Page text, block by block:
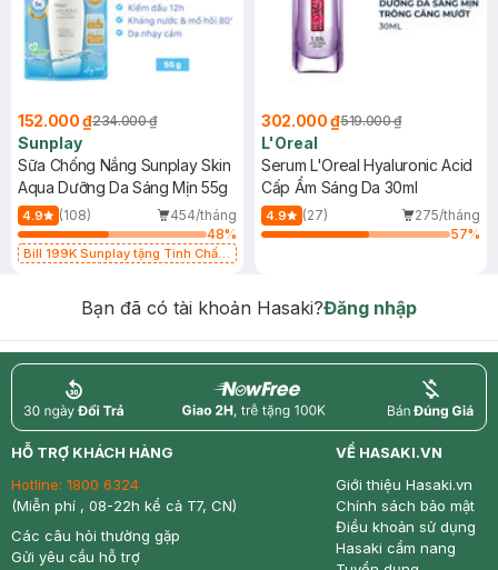
152.000 ₫234.000 ₫
Sunplay
Sữa Chống Nắng Sunplay Skin
Aqua Dưỡng Da Sáng Mịn 55g
4.9 (108)
454/tháng
48%
Bill 199K Sunplay tặng Tinh Chất
302.000 ₫519.000 ₫
L'Oreal
Serum L'Oreal Hyaluronic Acid
Cấp Ẩm Sáng Da 30ml
4.9 (27)
275/tháng
57%
Bạn đã có tài khoản Hasaki?Đăng nhập
return nowfree price
HỖ TRỢ KHÁCH HÀNG
Hotline: 1800 6324
(Miễn phí , 08-22h kể cả T7, CN)
Các câu hỏi thường gặp
Gửi yêu cầu hỗ trợ
VỀ HASAKI.VN
Giới thiệu Hasaki.vn
Chính sách bảo mật
Điều khoản sử dụng
Hasaki cẩm nang